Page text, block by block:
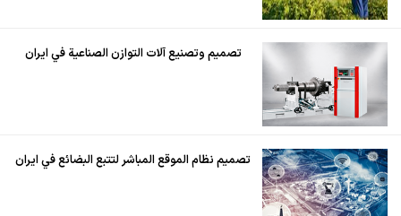
تصميم وتصنيع آلات التوازن الصناعية في ايران
تصميم نظام الموقع المباشر لتتبع البضائع في ايران